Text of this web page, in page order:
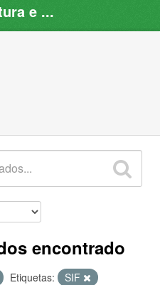
e ...
encontrado
Etiquetas:
SIF